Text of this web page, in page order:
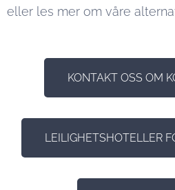
eller les mer om våre
KONTAKT OSS OM
LEILIGHETSHOTELLER